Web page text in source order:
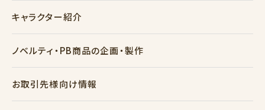
キャラクター紹介
ノベルティ・PB商品の企画・製作
お取引先様向け情報